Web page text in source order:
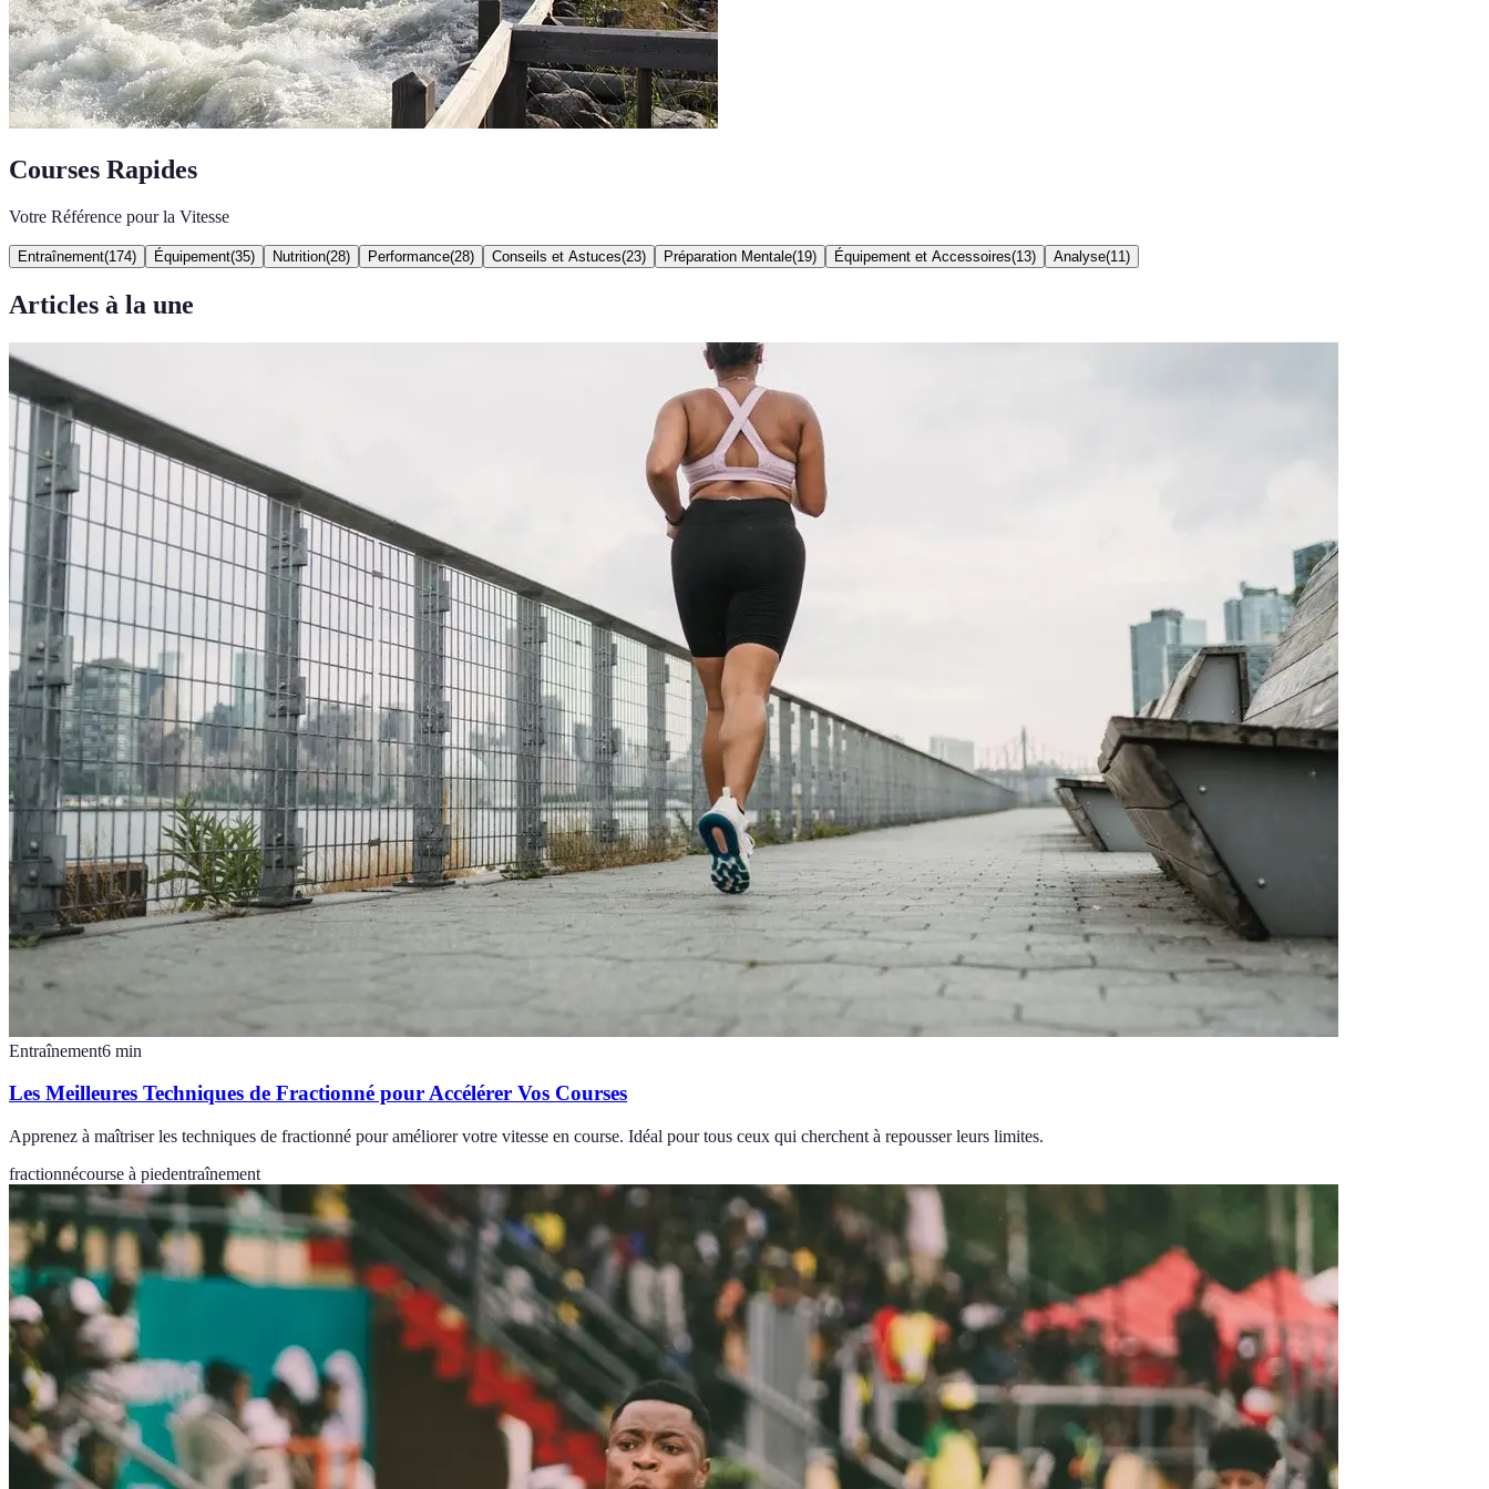
Courses Rapides
Votre Référence pour la Vitesse
Entraînement(174) Équipement(35) Nutrition(28) Performance(28) Conseils et Astuces(23) Préparation Mentale(19) Équipement et Accessoires(13) Analyse(11 )
Articles à la une
Entraînement6 min
Les Meilleures Techniques de Fractionné pour Accélérer Vos Courses
Apprenez à maîtriser les techniques de fractionné pour améliorer votre vitesse en course. Idéal pour tous ceux qui cherchent à repousser leurs limites.
fractionnécourse à piedentraînement